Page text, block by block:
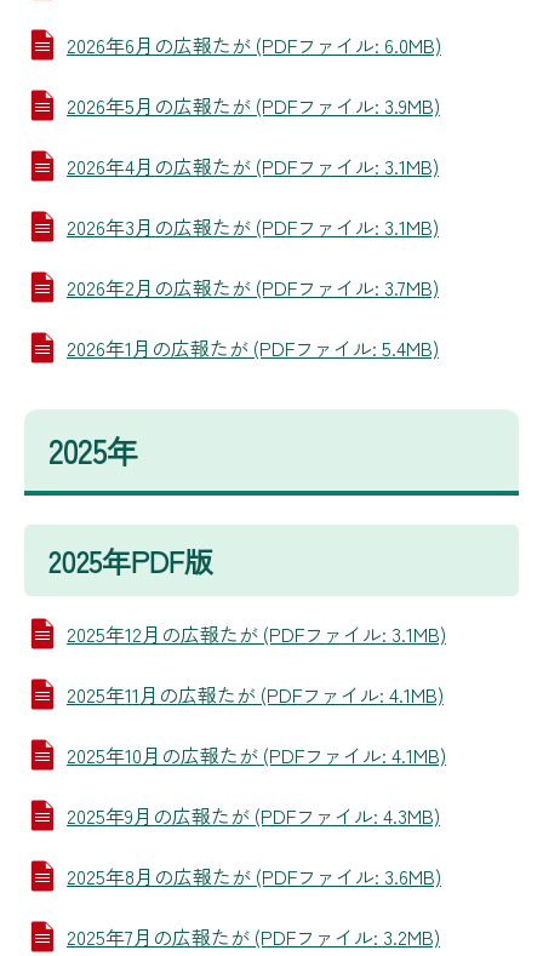
2026年6月の広報たが (PDFファイル: 6.0MB)
2026年5月の広報たが (PDFファイル: 3.9MB)
2026年4月の広報たが (PDFファイル: 3.1MB)
2026年3月の広報たが (PDFファイル: 3.1MB)
2026年2月の広報たが (PDFファイル: 3.7MB)
2026年1月の広報たが (PDFファイル: 5.4MB)
2025年
2025年PDF版
2025年12月の広報たが (PDFファイル: 3.1MB)
2025年11月の広報たが (PDFファイル: 4.1MB)
2025年10月の広報たが (PDFファイル: 4.1MB)
2025年9月の広報たが (PDFファイル: 4.3MB)
2025年8月の広報たが (PDFファイル: 3.6MB)
2025年7月の広報たが (PDFファイル: 3.2MB)